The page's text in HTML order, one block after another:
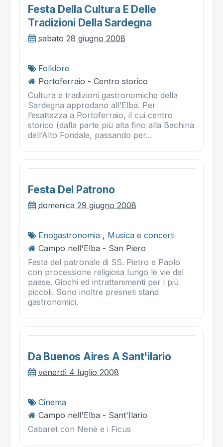
Festa Della Cultura E Delle
Tradizioni Della Sardegna
sabato 28 giugno 2008
Folklore
Portoferraio - Centro storico
Cultura e tradizioni gastronomiche della
Sardegna approdano all’Elba. Per
l’esattezza a Portoferraio, il cui centro
storico (dalla parte più alta fino alla Bachina
dell’Alto Fondale, passando per...
Festa Del Patrono
domenica 29 giugno 2008
Enogastronomia , Musica e concerti
Campo nell'Elba - San Piero
Festa del patronale di SS. Pietro e Paolo
con processione religiosa lungo le vie del
paese. Giochi ed intrattenimenti per i più
piccoli. Sono inoltre presneti stand
gastronomici.
Da Buenos Aires A Sant'ilario
venerdì 4 luglio 2008
Cinema
Campo nell'Elba - Sant'Ilario
Cabaret con Nenè e i Ficus